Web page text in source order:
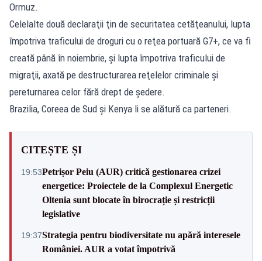
Ormuz.
Celelalte două declaraţii ţin de securitatea cetăţeanului, lupta
împotriva traficului de droguri cu o reţea portuară G7+, ce va fi
creată până în noiembrie, şi lupta împotriva traficului de
migraţii, axată pe destructurarea reţelelor criminale şi
pereturnarea celor fără drept de şedere.
Brazilia, Coreea de Sud şi Kenya li se alătură ca parteneri.
CITEȘTE ȘI
19:53Petrișor Peiu (AUR) critică gestionarea crizei
energetice: Proiectele de la Complexul Energetic
Oltenia sunt blocate în birocrație și restricții
legislative
19:37Strategia pentru biodiversitate nu apără interesele
României. AUR a votat împotrivă